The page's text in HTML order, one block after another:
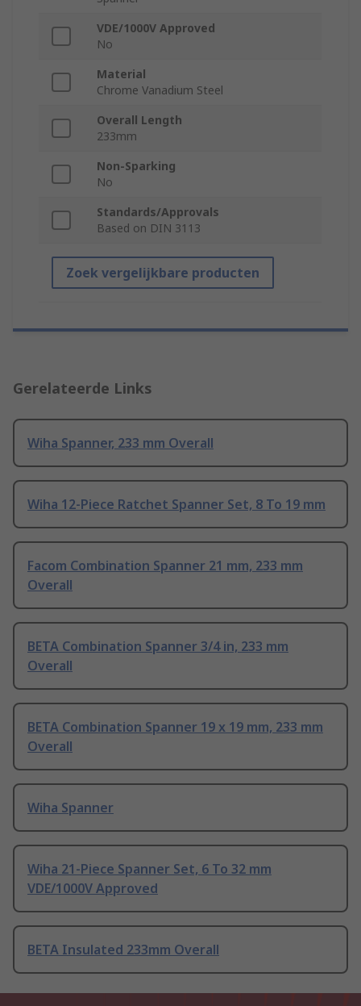
VDE/1000V Approved
No
Material
Chrome Vanadium Steel
Overall Length
233mm
Non-Sparking
No
Standards/Approvals
Based on DIN 3113
Zoek vergelijkbare producten
Gerelateerde Links
Wiha Spanner, 233 mm Overall
Wiha 12-Piece Ratchet Spanner Set, 8 To 19 mm
Facom Combination Spanner 21 mm, 233 mm
Overall
BETA Combination Spanner 3/4 in, 233 mm
Overall
BETA Combination Spanner 19 x 19 mm, 233 mm
Overall
Wiha Spanner
Wiha 21-Piece Spanner Set, 6 To 32 mm
VDE/1000V Approved
BETA Insulated 233mm Overall